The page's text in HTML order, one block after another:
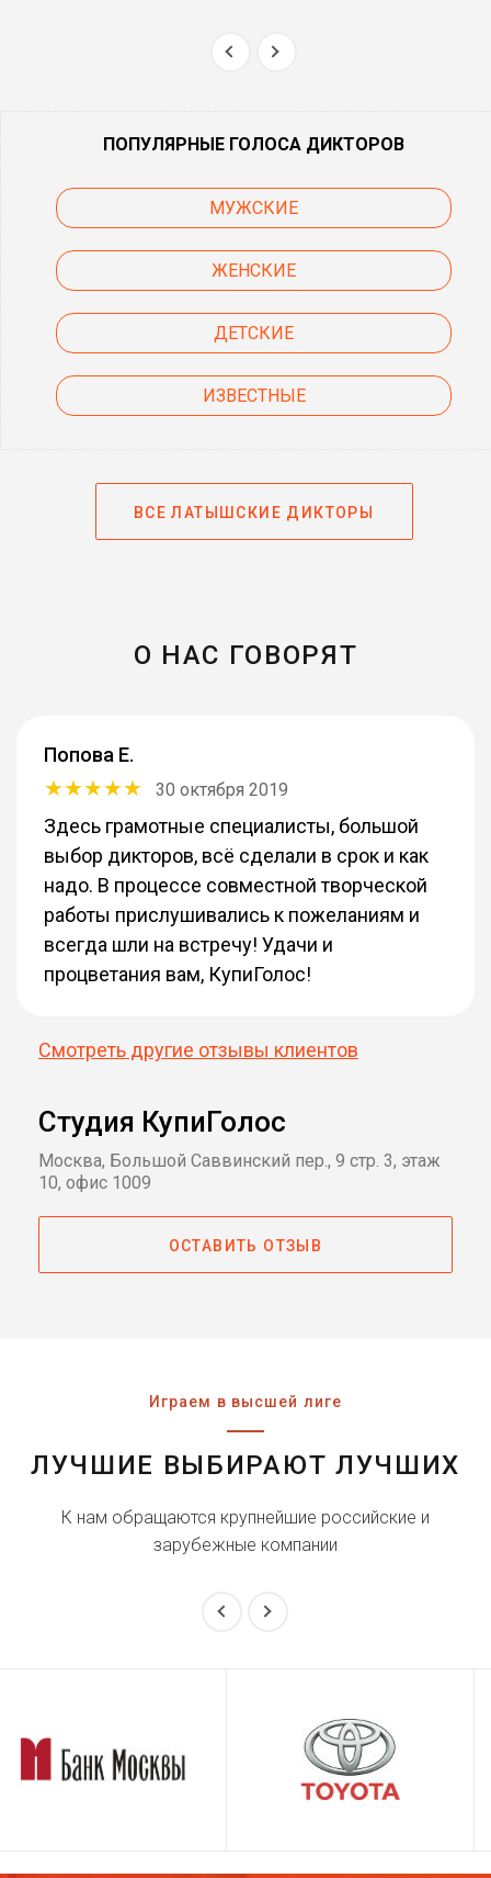
ПОПУЛЯРНЫЕ ГОЛОСА ДИКТОРОВ
МУЖСКИЕ
ЖЕНСКИЕ
ДЕТСКИЕ
ИЗВЕСТНЫЕ
ВСЕ ЛАТЫШСКИЕ ДИКТОРЫ
О НАС ГОВОРЯТ
Попова Е.
30 октября 2019
Здесь грамотные специалисты, большой
выбор дикторов, всё сделали в срок и как
надо. В процессе совместной творческой
работы прислушивались к пожеланиям и
всегда шли на встречу! Удачи и
процветания вам, КупиГолос!
Смотреть другие отзывы клиентов
Студия КупиГолос
Москва, Большой Саввинский пер., 9 стр. 3, этаж
10, офис 1009
ОСТАВИТЬ ОТЗЫВ
Играем в высшей лиге
ЛУЧШИЕ ВЫБИРАЮТ ЛУЧШИХ
К нам обращаются крупнейшие российские и
зарубежные компании